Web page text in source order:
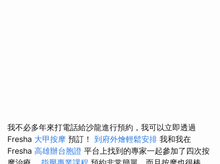
我不必多年來打電話給沙龍進行預約，我可以立即透過
Fresha 大甲按摩 預訂！ 到府外燴輕鬆安排 我和我在
Fresha 高雄辦台胞證 平台上找到的專家一起參加了四次按